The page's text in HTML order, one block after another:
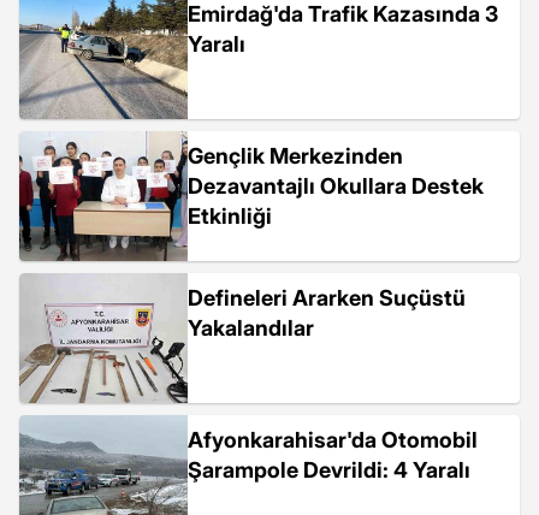
Emirdağ'da Trafik Kazasında 3
Yaralı
Gençlik Merkezinden
Dezavantajlı Okullara Destek
Etkinliği
Defineleri Ararken Suçüstü
Yakalandılar
Afyonkarahisar'da Otomobil
Şarampole Devrildi: 4 Yaralı